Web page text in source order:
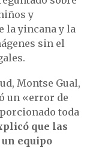
y
la yincana y la
sin el
Montse Gual,
un «error de
toda
que las
equipo